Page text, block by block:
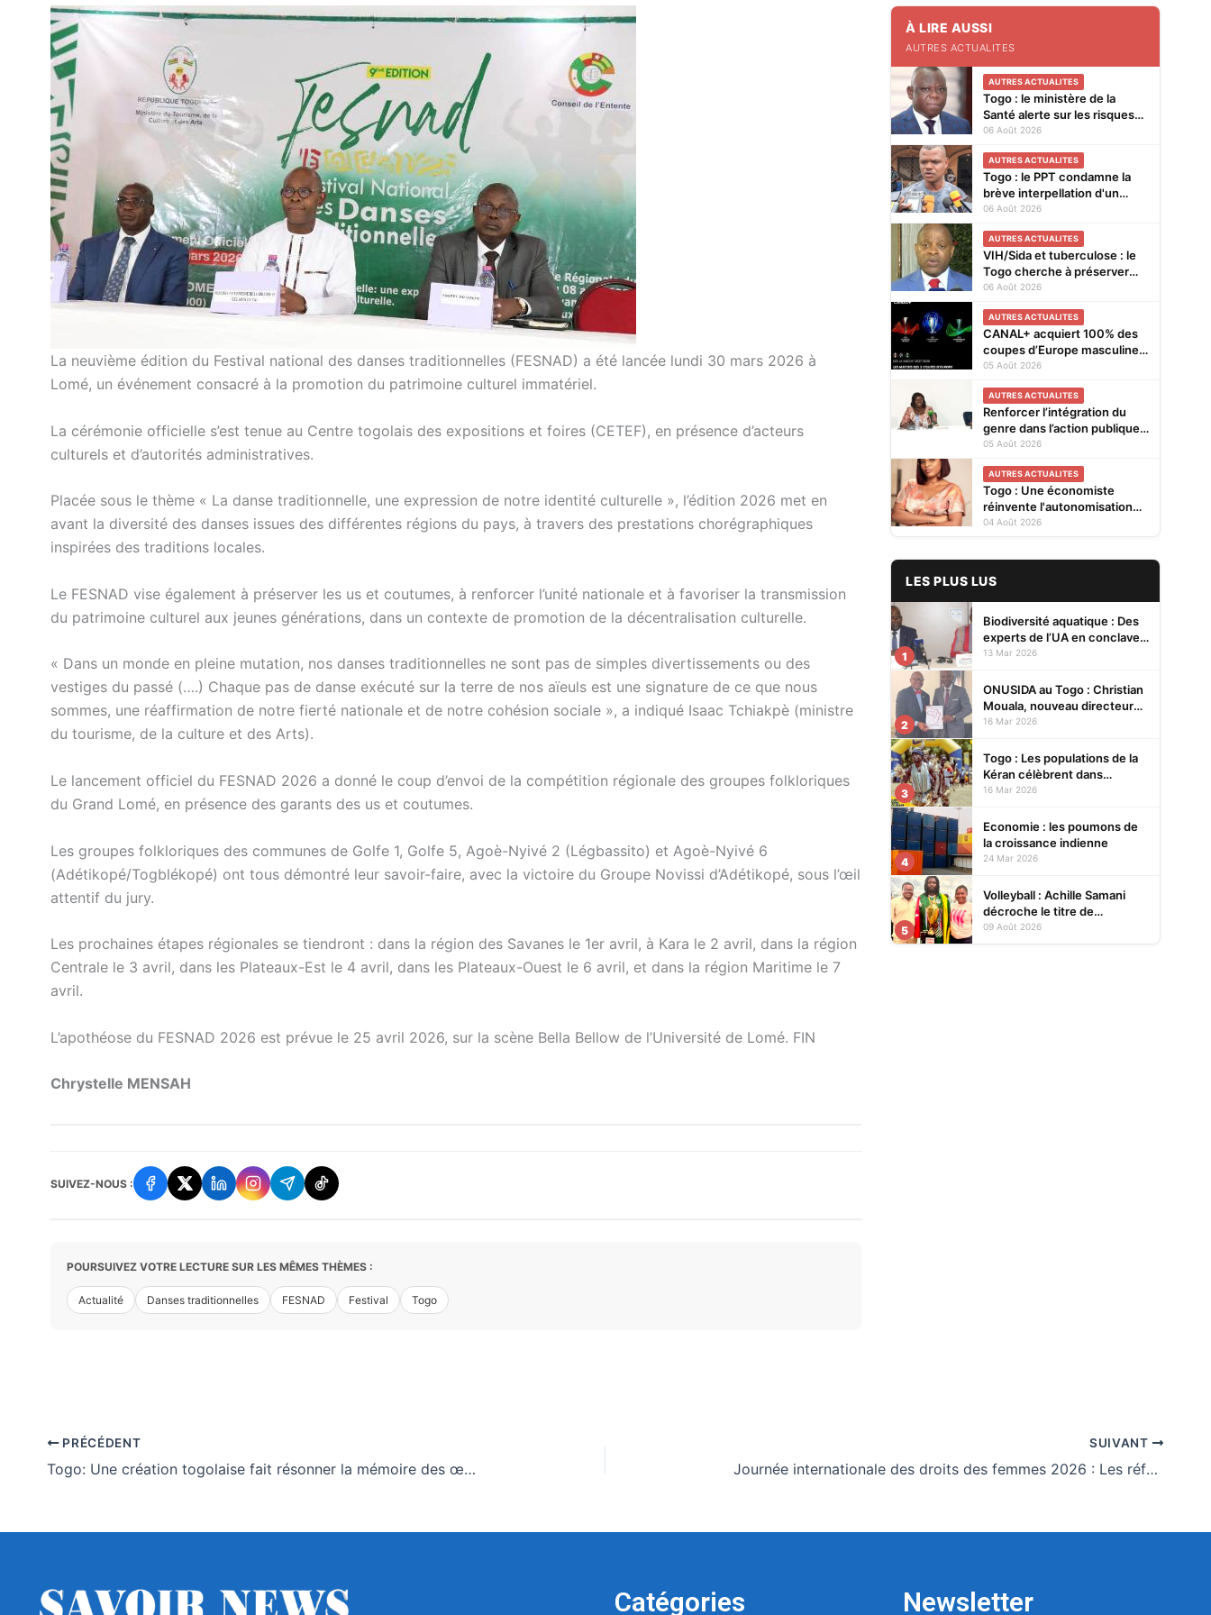
La neuvième édition du Festival national des danses traditionnelles (FESNAD) a été lancée lundi 30 mars 2026 à
Lomé, un événement consacré à la promotion du patrimoine culturel immatériel.
La cérémonie officielle s’est tenue au Centre togolais des expositions et foires (CETEF), en présence d’acteurs
culturels et d’autorités administratives.
Placée sous le thème « La danse traditionnelle, une expression de notre identité culturelle », l’édition 2026 met en
avant la diversité des danses issues des différentes régions du pays, à travers des prestations chorégraphiques
inspirées des traditions locales.
Le FESNAD vise également à préserver les us et coutumes, à renforcer l’unité nationale et à favoriser la transmission
du patrimoine culturel aux jeunes générations, dans un contexte de promotion de la décentralisation culturelle.
« Dans un monde en pleine mutation, nos danses traditionnelles ne sont pas de simples divertissements ou des
vestiges du passé (….) Chaque pas de danse exécuté sur la terre de nos aïeuls est une signature de ce que nous
sommes, une réaffirmation de notre fierté nationale et de notre cohésion sociale », a indiqué Isaac Tchiakpè (ministre
du tourisme, de la culture et des Arts).
Le lancement officiel du FESNAD 2026 a donné le coup d’envoi de la compétition régionale des groupes folkloriques
du Grand Lomé, en présence des garants des us et coutumes.
Les groupes folkloriques des communes de Golfe 1, Golfe 5, Agoè-Nyivé 2 (Légbassito) et Agoè-Nyivé 6
(Adétikopé/Togblékopé) ont tous démontré leur savoir-faire, avec la victoire du Groupe Novissi d’Adétikopé, sous l’œil
attentif du jury.
Les prochaines étapes régionales se tiendront : dans la région des Savanes le 1er avril, à Kara le 2 avril, dans la région
Centrale le 3 avril, dans les Plateaux-Est le 4 avril, dans les Plateaux-Ouest le 6 avril, et dans la région Maritime le 7
avril.
L’apothéose du FESNAD 2026 est prévue le 25 avril 2026, sur la scène Bella Bellow de l’Université de Lomé. FIN
Chrystelle MENSAH
SUIVEZ-NOUS :
POURSUIVEZ VOTRE LECTURE SUR LES MÊMES THÈMES :
Actualité Danses traditionnelles FESNAD Festival Togo
À LIRE AUSSI
AUTRES ACTUALITES
AUTRES ACTUALITES
Togo : le ministère de la
Santé alerte sur les risques
liés à la "consommation
énergisantes et de
substances nocives"
06 Août 2026
AUTRES ACTUALITES
Togo : le PPT condamne la
brève interpellation d'un
vendeur de journaux à Lomé
06 Août 2026
AUTRES ACTUALITES
VIH/Sida et tuberculose : le
Togo cherche à préserver
ses acquis face à la baisse
06 Août 2026
AUTRES ACTUALITES
CANAL+ acquiert 100% des
coupes d’Europe masculines
de football en exclusivité en
4 saisons jusqu’en 2031
05 Août 2026
AUTRES ACTUALITES
Renforcer l’intégration du
genre dans l’action publique :
les résultats de l’analyse des
restitués à Lomé
05 Août 2026
AUTRES ACTUALITES
Togo : Une économiste
réinvente l'autonomisation
des femmes à Kévé Edzi
04 Août 2026
LES PLUS LUS
1
Biodiversité aquatique : Des
experts de l’UA en conclave à
Lomé pour renforcer la
13 Mar 2026
2
ONUSIDA au Togo : Christian
Mouala, nouveau directeur
pays
16 Mar 2026
3
Togo : Les populations de la
Kéran célèbrent dans
l’allégresse Tislim-Difoini,
16 Mar 2026
4
Economie : les poumons de
la croissance indienne
24 Mar 2026
5
Volleyball : Achille Samani
décroche le titre de
champion du Bénin avec
09 Août 2026
PRÉCÉDENT
Togo: Une création togolaise fait résonner la mémoire des œuvres spoliées pendant la période coloniale
SUIVANT
Journée internationale des droits des femmes 2026 : Les réformes juridiques au cœur des réflexions du Caucus des femmes du Parlement
Catégories Newsletter